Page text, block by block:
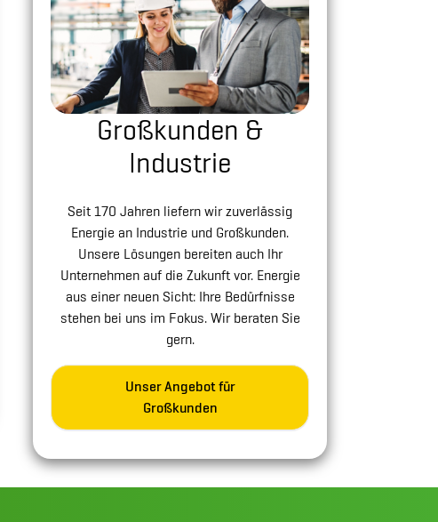
Großkunden &
Industrie
Seit 170 Jahren liefern wir zuverlässig
Energie an Industrie und Großkunden.
Unsere Lösungen bereiten auch Ihr
Unternehmen auf die Zukunft vor. Energie
aus einer neuen Sicht: Ihre Bedürfnisse
stehen bei uns im Fokus. Wir beraten Sie
gern.
Unser Angebot für
Großkunden